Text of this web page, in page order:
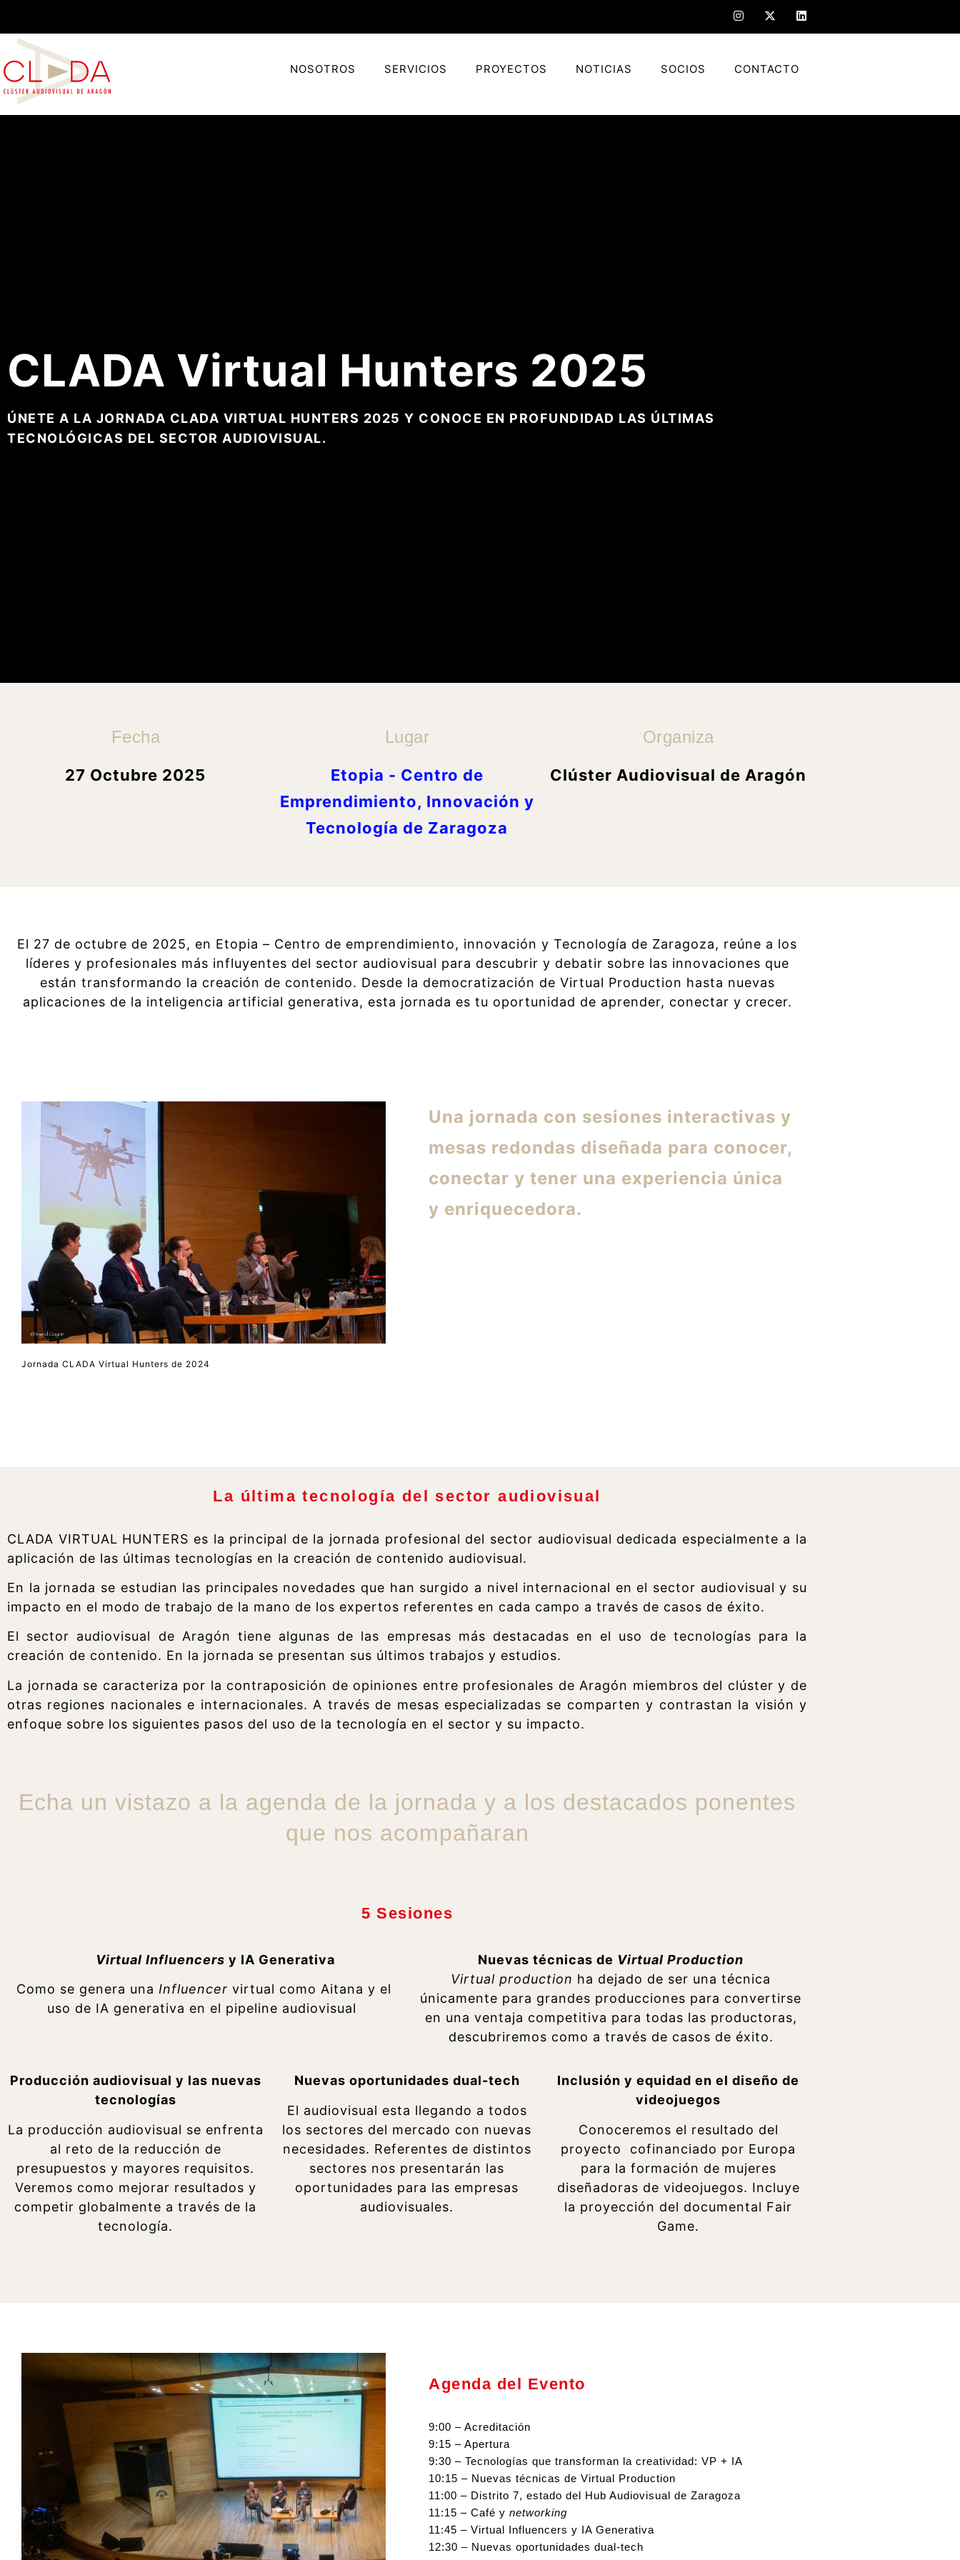
NOSOTROS SERVICIOS PROYECTOS NOTICIAS SOCIOS CONTACTO
CLADA Virtual Hunters 2025
ÚNETE A LA JORNADA CLADA VIRTUAL HUNTERS 2025 Y CONOCE EN PROFUNDIDAD LAS ÚLTIMAS
TECNOLÓGICAS DEL SECTOR AUDIOVISUAL.
Fecha
27 Octubre 2025
Lugar
Etopia - Centro de
Emprendimiento, Innovación y
Tecnología de Zaragoza
Organiza
Clúster Audiovisual de Aragón
El 27 de octubre de 2025, en Etopia – Centro de emprendimiento, innovación y Tecnología de Zaragoza, reúne a los
líderes y profesionales más influyentes del sector audiovisual para descubrir y debatir sobre las innovaciones que
están transformando la creación de contenido. Desde la democratización de Virtual Production hasta nuevas
aplicaciones de la inteligencia artificial generativa, esta jornada es tu oportunidad de aprender, conectar y crecer.
Jornada CLADA Virtual Hunters de 2024
Una jornada con sesiones interactivas y
mesas redondas diseñada para conocer,
conectar y tener una experiencia única
y enriquecedora.
La última tecnología del sector audiovisual
CLADA VIRTUAL HUNTERS es la principal de la jornada profesional del sector audiovisual dedicada especialmente a la
aplicación de las últimas tecnologías en la creación de contenido audiovisual.
En la jornada se estudian las principales novedades que han surgido a nivel internacional en el sector audiovisual y su
impacto en el modo de trabajo de la mano de los expertos referentes en cada campo a través de casos de éxito.
El sector audiovisual de Aragón tiene algunas de las empresas más destacadas en el uso de tecnologías para la
creación de contenido. En la jornada se presentan sus últimos trabajos y estudios.
La jornada se caracteriza por la contraposición de opiniones entre profesionales de Aragón miembros del clúster y de
otras regiones nacionales e internacionales. A través de mesas especializadas se comparten y contrastan la visión y
enfoque sobre los siguientes pasos del uso de la tecnología en el sector y su impacto.
Echa un vistazo a la agenda de la jornada y a los destacados ponentes
que nos acompañaran
5 Sesiones
Virtual Influencers y IA Generativa
Como se genera una Influencer virtual como Aitana y el
uso de IA generativa en el pipeline audiovisual
Nuevas técnicas de Virtual Production
Virtual production ha dejado de ser una técnica
únicamente para grandes producciones para convertirse
en una ventaja competitiva para todas las productoras,
descubriremos como a través de casos de éxito.
Producción audiovisual y las nuevas
tecnologías
La producción audiovisual se enfrenta
al reto de la reducción de
presupuestos y mayores requisitos.
Veremos como mejorar resultados y
competir globalmente a través de la
tecnología.
Nuevas oportunidades dual-tech
El audiovisual esta llegando a todos
los sectores del mercado con nuevas
necesidades. Referentes de distintos
sectores nos presentarán las
oportunidades para las empresas
audiovisuales.
Inclusión y equidad en el diseño de
videojuegos
Conoceremos el resultado del
proyecto cofinanciado por Europa
para la formación de mujeres
diseñadoras de videojuegos. Incluye
la proyección del documental Fair
Game.
Agenda del Evento
9:00 – Acreditación
9:15 – Apertura
9:30 – Tecnologías que transforman la creatividad: VP + IA
10:15 – Nuevas técnicas de Virtual Production
11:00 – Distrito 7, estado del Hub Audiovisual de Zaragoza
11:15 – Café y networking
11:45 – Virtual Influencers y IA Generativa
12:30 – Nuevas oportunidades dual-tech